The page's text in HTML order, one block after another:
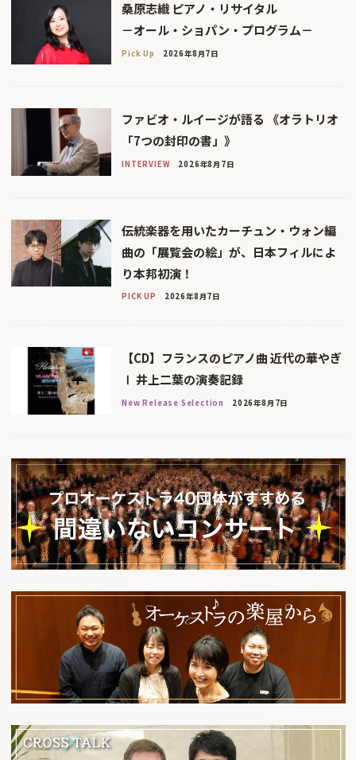
桑原志織 ピアノ・リサイタル
－オール・ショパン・プログラム－
Pick Up 2026年8月7日
ファビオ・ルイージが語る 《オラトリオ
「7つの封印の書」》
INTERVIEW 2026年8月7日
伝統楽器を用いたカーチュン・ウォン編
曲の「展覧会の絵」が、日本フィルによ
り本邦初演！
PICK UP 2026年8月7日
【CD】フランスのピアノ曲 近代の華やぎ
Ⅰ 井上二葉の演奏記録
New Release Selection 2026年8月7日